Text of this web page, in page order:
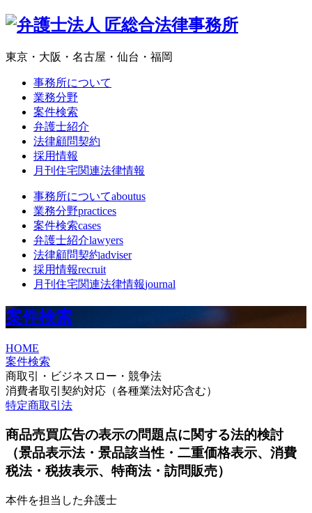
東京・大阪・名古屋・仙台・福岡
事務所について
業務分野
案件検索
弁護士紹介
法律顧問契約
採用情報
月刊住宅関連法律情報
事務所についてaboutus
業務分野practices
案件検索cases
弁護士紹介lawyers
法律顧問契約adviser
採用情報recruit
月刊住宅関連法律情報journal
案件検索
HOME
案件検索
商取引・ビジネスロー・競争法
消費者取引契約対応（各種業法対応含む）
特定商取引法
商品売買広告の表示の問題点に関する法的検討
（景品表示法・景品該当性・二重価格表示、消費
税法・税抜表示、特商法・訪問販売）
本件を担当した弁護士